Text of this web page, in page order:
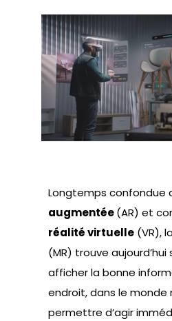
Longtemps confondue
augmentée(AR) et
réalité virtuelle (VR),
(MR) trouve aujourd’hui
afficher la bonne
endroit, dans le monde
permettre d’agir